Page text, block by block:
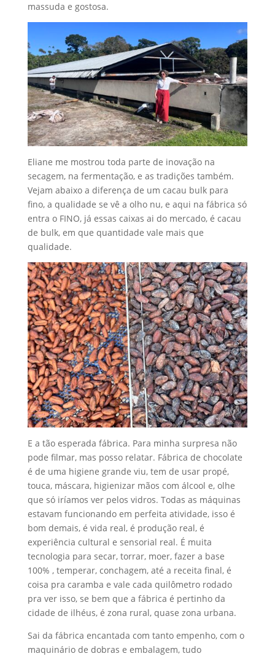
massuda e gostosa.
Eliane me mostrou toda parte de inovação na
secagem, na fermentação, e as tradições também.
Vejam abaixo a diferença de um cacau bulk para
fino, a qualidade se vê a olho nu, e aqui na fábrica só
entra o FINO, já essas caixas ai do mercado, é cacau
de bulk, em que quantidade vale mais que
qualidade.
E a tão esperada fábrica. Para minha surpresa não
pode filmar, mas posso relatar. Fábrica de chocolate
é de uma higiene grande viu, tem de usar propé,
touca, máscara, higienizar mãos com álcool e, olhe
que só iríamos ver pelos vidros. Todas as máquinas
estavam funcionando em perfeita atividade, isso é
bom demais, é vida real, é produção real, é
experiência cultural e sensorial real. É muita
tecnologia para secar, torrar, moer, fazer a base
100% , temperar, conchagem, até a receita final, é
coisa pra caramba e vale cada quilômetro rodado
pra ver isso, se bem que a fábrica é pertinho da
cidade de ilhéus, é zona rural, quase zona urbana.
Sai da fábrica encantada com tanto empenho, com o
maquinário de dobras e embalagem, tudo